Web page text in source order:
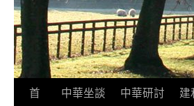
首
中華坐談
中華研討
建